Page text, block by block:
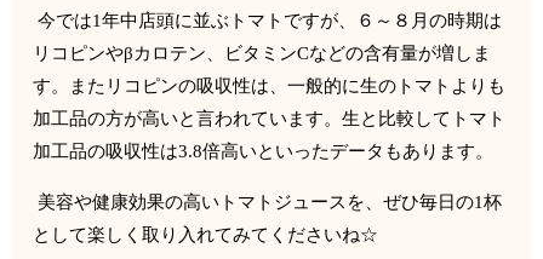
今では1年中店頭に並ぶトマトですが、６～ ８月の時期は
リコピンやβカロテン、ビタミンCなどの含有量が増しま
す。またリコピンの吸収性は、一般的に生のトマトよりも
加工品の方が高いと言われています。生と比較してトマト
加工品の吸収性は3.8倍高いといったデータ もあります。
美容や健康効果の高いトマトジュースを、ぜひ毎日の1杯
として楽 しく取り入れてみてくださいね☆